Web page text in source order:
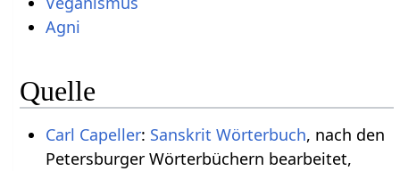
Agni
Quelle
Carl Capeller: Sanskrit Wörterbuch, nach den
Petersburger Wörterbüchern bearbeitet,